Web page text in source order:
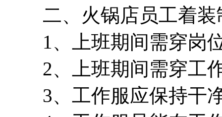
二、火锅店员工着装
1、上班期间需穿岗位
2、上班期间需穿工作
3、工作服应保持干净